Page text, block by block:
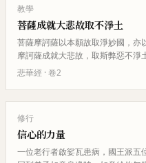
教學
菩薩成就大悲故取不淨土
菩薩摩訶薩以本願故取淨妙國，亦
摩訶薩成就大悲故，取斯弊惡不
界，成阿耨多羅三藐三菩提。
悲華經 · 卷2
修行
信心的力量
一位老行者啟娑瓦患病，國王派五